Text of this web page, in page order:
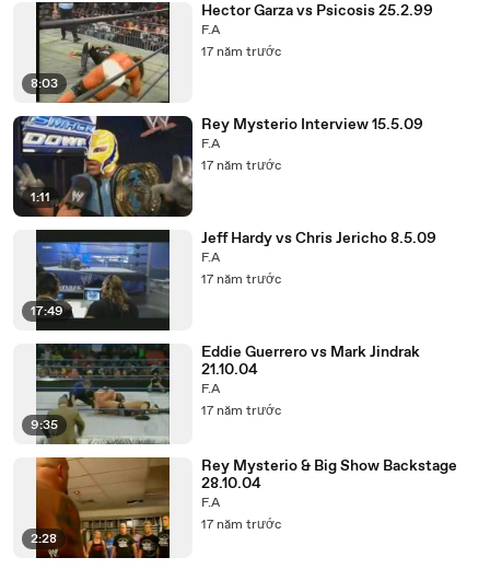
8:03
Hector Garza vs Psicosis 25.2.99
F.A
17 năm trước
1:11
Rey Mysterio Interview 15.5.09
F.A
17 năm trước
17:49
Jeff Hardy vs Chris Jericho 8.5.09
F.A
17 năm trước
9:35
Eddie Guerrero vs Mark Jindrak
21.10.04
F.A
17 năm trước
2:28
Rey Mysterio & Big Show Backstage
28.10.04
F.A
17 năm trước